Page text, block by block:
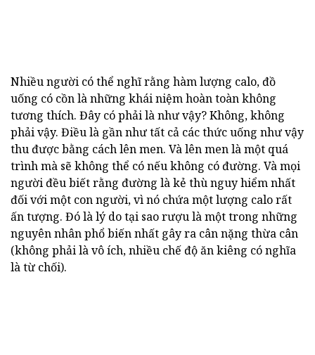
Nhiều người có thể nghĩ rằng hàm lượng calo, đồ
uống có cồn là những khái niệm hoàn toàn không
tương thích. Đây có phải là như vậy? Không, không
phải vậy. Điều là gần như tất cả các thức uống như vậy
thu được bằng cách lên men. Và lên men là một quá
trình mà sẽ không thể có nếu không có đường. Và mọi
người đều biết rằng đường là kẻ thù nguy hiểm nhất
đối với một con người, vì nó chứa một lượng calo rất
ấn tượng. Đó là lý do tại sao rượu là một trong những
nguyên nhân phổ biến nhất gây ra cân nặng thừa cân
(không phải là vô ích, nhiều chế độ ăn kiêng có nghĩa
là từ chối).